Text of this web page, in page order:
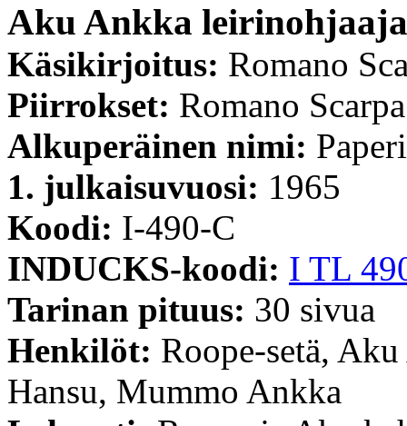
Aku Ankka
Käsikirjoitus: Romano
Piirrokset: Romano Scarpa
Alkuperäinen nimi:
1. julkaisuvuosi: 1965
Koodi: I-490-C
INDUCKS-koodi: I TL
Tarinan pituus: 30 sivua
Henkilöt: Roope-setä,
Hansu, Mummo Ankka